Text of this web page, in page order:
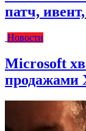
патч,
Новости
Microsoft
продажами